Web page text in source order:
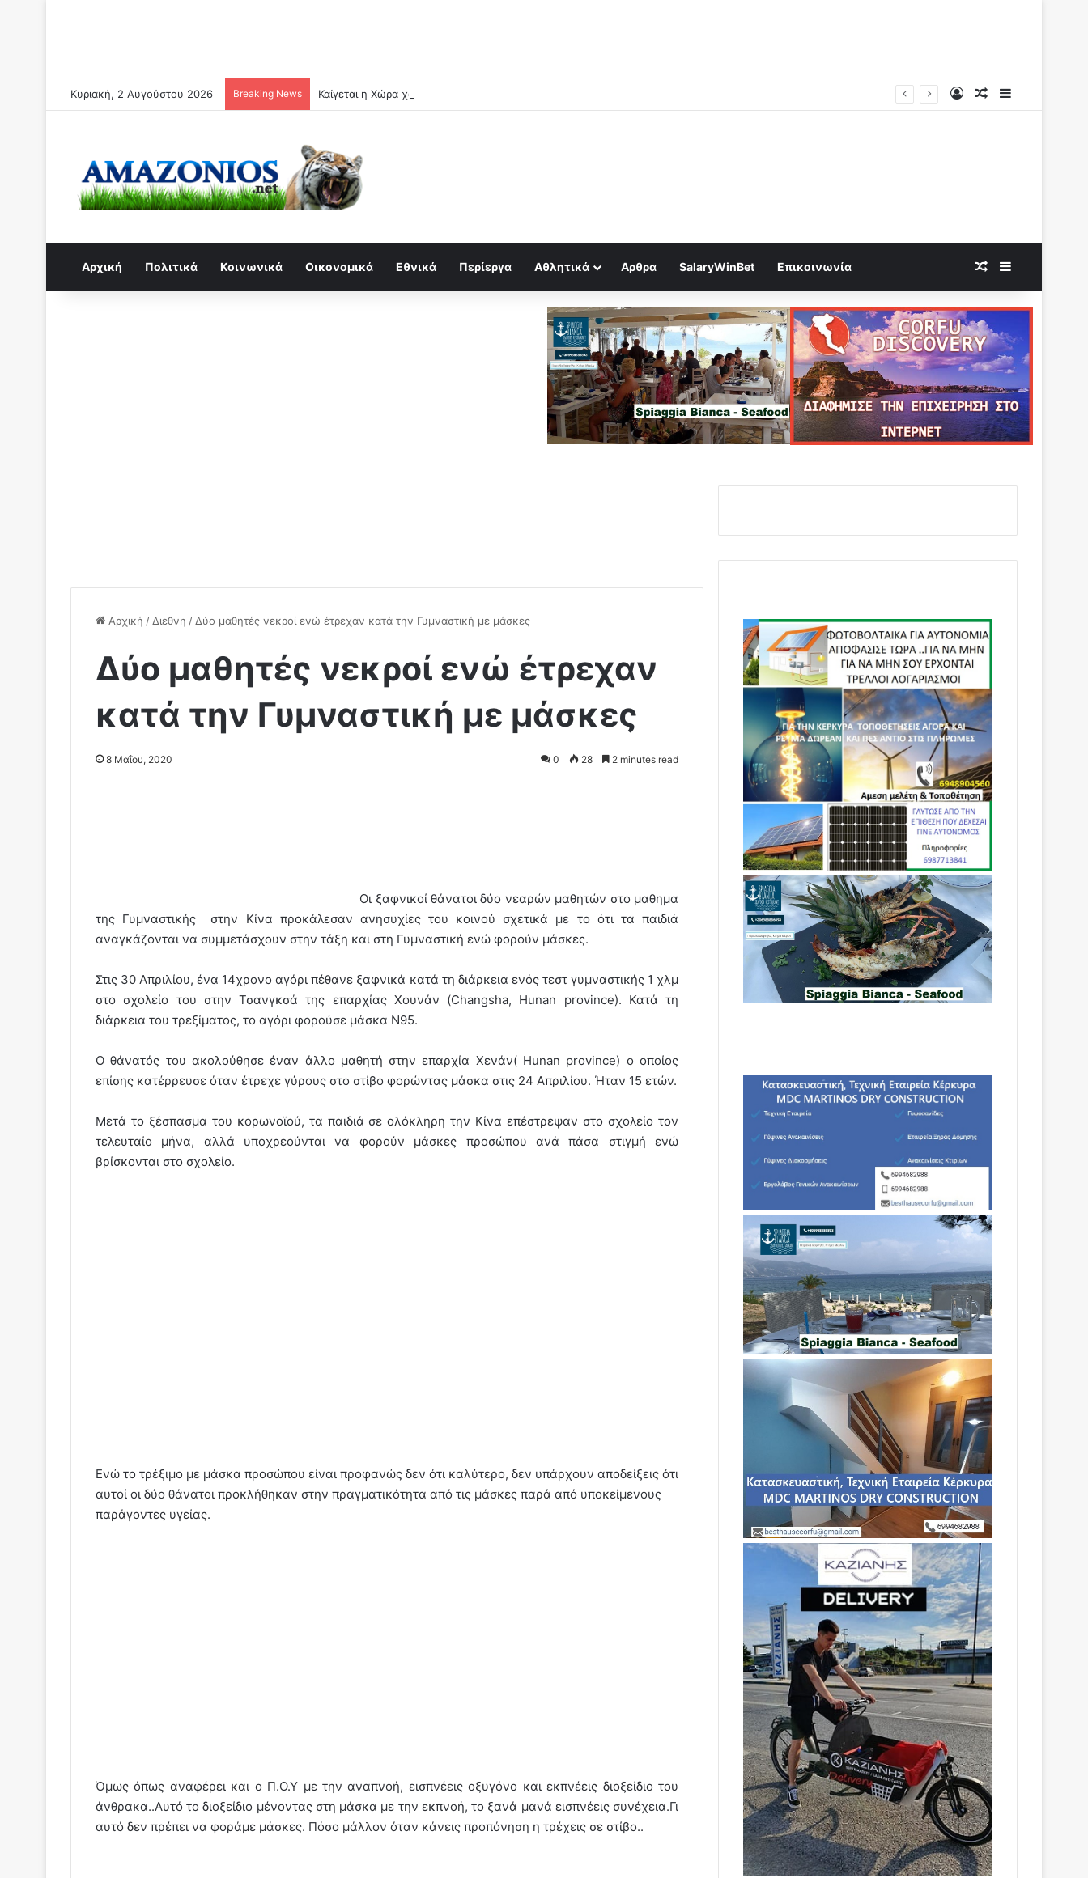
Κυριακή, 2 Αυγούστου 2026 Breaking News Log InRandom Article
Αρχική Πολιτικά Κοινωνικά Οικονομικά Εθνικά Περίεργα Αθλητικά Αρθρα SalaryWinBet Επικοινωνία Random Article
Αρχική / Διεθνη / Δύο μαθητές νεκροί ενώ έτρεχαν κατά την Γυμναστική με μάσκες
Δύο μαθητές νεκροί ενώ έτρεχαν
κατά την Γυμναστική με μάσκες
8 Μαΐου, 2020 0 28 2 minutes read
Οι ξαφνικοί θάνατοι δύο νεαρών μαθητών στο μαθημα
της Γυμναστικής στην Κίνα προκάλεσαν ανησυχίες του κοινού σχετικά με το ότι τα παιδιά
αναγκάζονται να συμμετάσχουν στην τάξη και στη Γυμναστική ενώ φορούν μάσκες.
Στις 30 Απριλίου, ένα 14χρονο αγόρι πέθανε ξαφνικά κατά τη διάρκεια ενός τεστ γυμναστικής 1 χλμ
στο σχολείο του στην Τσανγκσά της επαρχίας Χουνάν (Changsha, Hunan province). Κατά τη
διάρκεια του τρεξίματος, το αγόρι φορούσε μάσκα N95.
Ο θάνατός του ακολούθησε έναν άλλο μαθητή στην επαρχία Χενάν( Hunan province) ο οποίος
επίσης κατέρρευσε όταν έτρεχε γύρους στο στίβο φορώντας μάσκα στις 24 Απριλίου. Ήταν 15 ετών.
Μετά το ξέσπασμα του κορωνοϊού, τα παιδιά σε ολόκληρη την Κίνα επέστρεψαν στο σχολείο τον
τελευταίο μήνα, αλλά υποχρεούνται να φορούν μάσκες προσώπου ανά πάσα στιγμή ενώ
βρίσκονται στο σχολείο.
Ενώ το τρέξιμο με μάσκα προσώπου είναι προφανώς δεν ότι καλύτερο, δεν υπάρχουν αποδείξεις ότι
αυτοί οι δύο θάνατοι προκλήθηκαν στην πραγματικότητα από τις μάσκες παρά από υποκείμενους
παράγοντες υγείας.
Όμως όπως αναφέρει και ο Π.Ο.Υ με την αναπνοή, εισπνέεις οξυγόνο και εκπνέεις διοξείδιο του
άνθρακα..Αυτό το διοξείδιο μένοντας στη μάσκα με την εκπνοή, το ξανά μανά εισπνέεις συνέχεια.Γι
αυτό δεν πρέπει να φοράμε μάσκες. Πόσο μάλλον όταν κάνεις προπόνηση η τρέχεις σε στίβο..